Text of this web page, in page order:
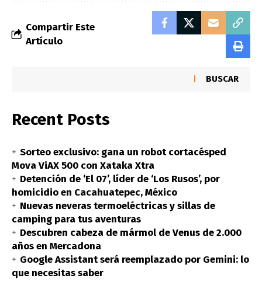
Compartir Este
Artículo
BUSCAR
Recent Posts
Sorteo exclusivo: gana un robot cortacésped
Mova ViAX 500 con Xataka Xtra
Detención de ‘El 07’, líder de ‘Los Rusos’, por
homicidio en Cacahuatepec, México
Nuevas neveras termoeléctricas y sillas de
camping para tus aventuras
Descubren cabeza de mármol de Venus de 2.000
años en Mercadona
Google Assistant será reemplazado por Gemini: lo
que necesitas saber